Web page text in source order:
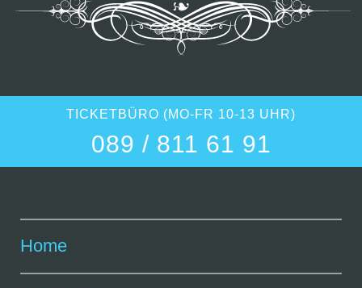
TICKETBÜRO (MO-FR 10-13 UHR)
089 / 811 61 91
Home